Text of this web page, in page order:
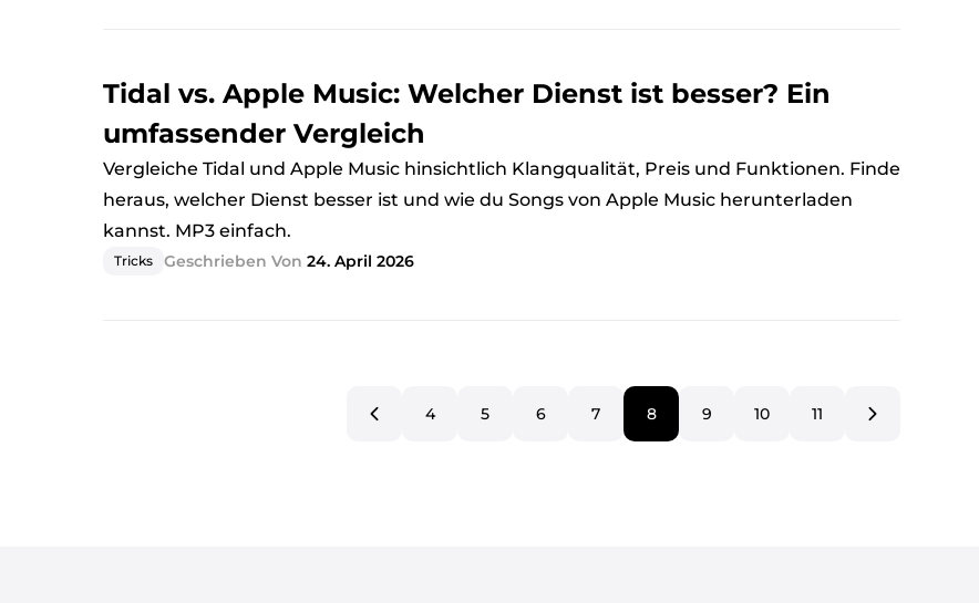
Tidal vs. Apple Music: Welcher Dienst ist besser? Ein
umfassender Vergleich
Vergleiche Tidal und Apple Music hinsichtlich Klangqualität, Preis und Funktionen. Finde
heraus, welcher Dienst besser ist und wie du Songs von Apple Music herunterladen
kannst. MP3 einfach.
Tricks Geschrieben Von 24. April 2026
4 5 6 7 8 9 10 11